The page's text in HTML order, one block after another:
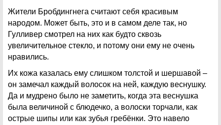
Жители Бробдингнега считают себя красивым
народом. Может быть, это и в самом деле так, но
Гулливер смотрел на них как будто сквозь
увеличительное стекло, и потому они ему не очень
нравились.
Их кожа казалась ему слишком толстой и шершавой –
он замечал каждый волосок на ней, каждую веснушку.
Да и мудрено было не заметить, когда эта веснушка
была величиной с блюдечко, а волоски торчали, как
острые шипы или как зубья гребёнки. Это навело